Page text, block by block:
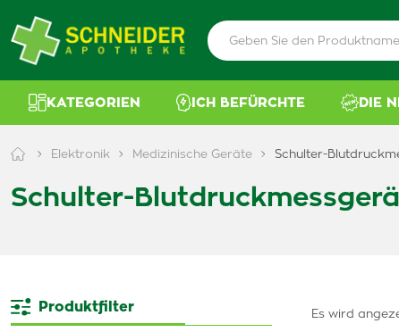
KATEGORIEN ICH BEFÜRCHTE DIE
Elektronik Medizinische Geräte Schulter-
Schulter-
Produktfilter
Es wird